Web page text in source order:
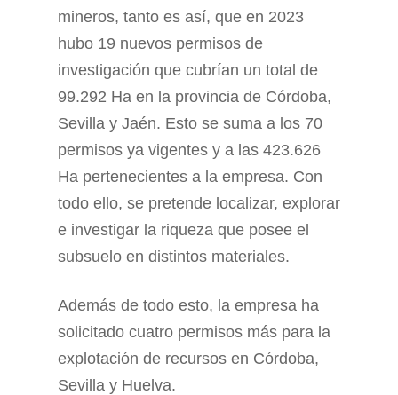
mineros, tanto es así, que en 2023
hubo 19 nuevos permisos de
investigación que cubrían un total de
99.292 Ha en la provincia de Córdoba,
Sevilla y Jaén. Esto se suma a los 70
permisos ya vigentes y a las 423.626
Ha pertenecientes a la empresa. Con
todo ello, se pretende localizar, explorar
e investigar la riqueza que posee el
subsuelo en distintos materiales.
Además de todo esto, la empresa ha
solicitado cuatro permisos más para la
explotación de recursos en Córdoba,
Sevilla y Huelva.